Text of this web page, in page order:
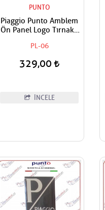
PUNTO
Piaggio Punto Amblem
Ön Panel Logo Tırnaklı
Tip Gece mavi-Gümüş
PL-06
329,00
İNCELE